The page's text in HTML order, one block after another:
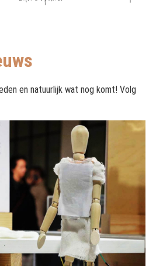
en natuurlijk wat nog komt! Volg